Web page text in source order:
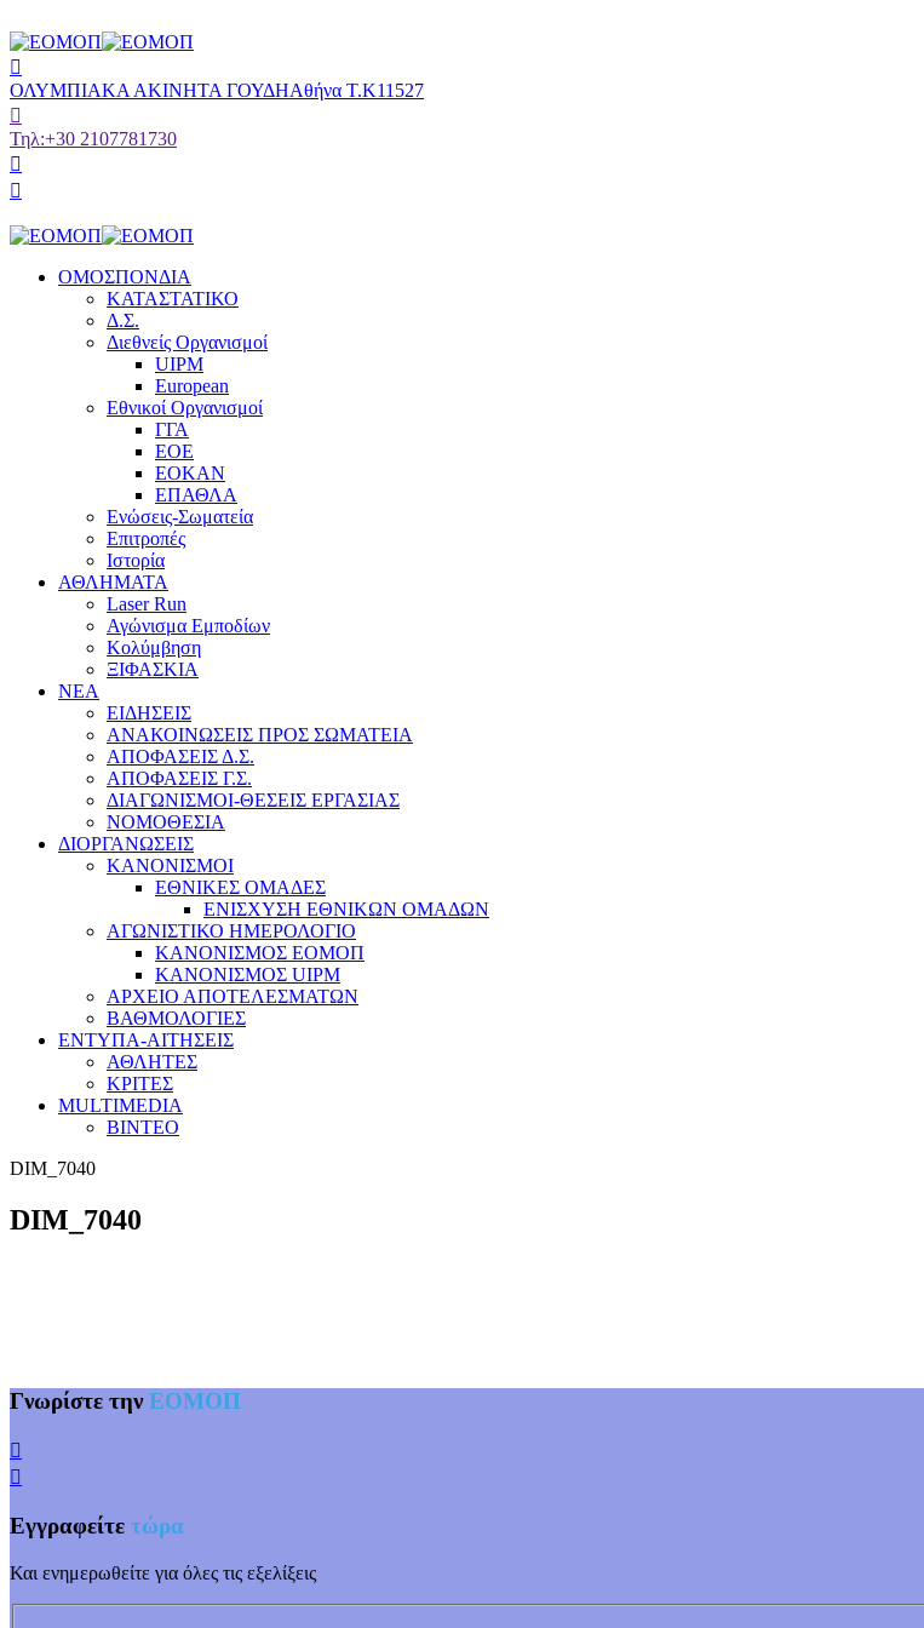
ΟΛΥΜΠΙΑΚΑ ΑΚΙΝΗΤΑ ΓΟΥΔΗΑθήνα Τ.Κ11527
Τηλ:+30 2107781730
ΟΜΟΣΠΟΝΔΙΑ
ΚΑΤΑΣΤΑΤΙΚΟ
Δ.Σ.
Διεθνείς Οργανισμοί
UIPM
European
Εθνικοί Οργανισμοί
ΓΓΑ
ΕΟΕ
ΕΟΚΑΝ
ΕΠΑΘΛΑ
Ενώσεις-Σωματεία
Επιτροπές
Ιστορία
ΑΘΛΗΜΑΤΑ
Laser Run
Αγώνισμα Εμποδίων
Κολύμβηση
ΞΙΦΑΣΚΙΑ
NEA
ΕΙΔΗΣΕΙΣ
ΑΝΑΚΟΙΝΩΣΕΙΣ ΠΡΟΣ ΣΩΜΑΤΕΙΑ
ΑΠΟΦΑΣΕΙΣ Δ.Σ.
ΑΠΟΦΑΣΕΙΣ Γ.Σ.
ΔΙΑΓΩΝΙΣΜΟΙ-ΘΕΣΕΙΣ ΕΡΓΑΣΙΑΣ
ΝΟΜΟΘΕΣΙΑ
ΔΙΟΡΓΑΝΩΣΕΙΣ
ΚΑΝΟΝΙΣΜΟΙ
ΕΘΝΙΚΕΣ ΟΜΑΔΕΣ
ΕΝΙΣΧΥΣΗ ΕΘΝΙΚΩΝ ΟΜΑΔΩΝ
ΑΓΩΝΙΣΤΙΚΟ ΗΜΕΡΟΛΟΓΙΟ
ΚΑΝΟΝΙΣΜΟΣ ΕΟΜΟΠ
ΚΑΝΟΝΙΣΜΟΣ UIPM
ΑΡΧΕΙΟ ΑΠΟΤΕΛΕΣΜΑΤΩΝ
ΒΑΘΜΟΛΟΓΙΕΣ
ΕΝΤΥΠΑ-ΑΙΤΗΣΕΙΣ
ΑΘΛΗΤΕΣ
ΚΡΙΤΕΣ
MULTIMEDIA
ΒΙΝΤΕΟ
DIM_7040
DIM_7040
Γνωρίστε τηνΕΟΜΟΠ
Εγγραφείτε τώρα
Και ενημερωθείτε για όλες τις εξελίξεις